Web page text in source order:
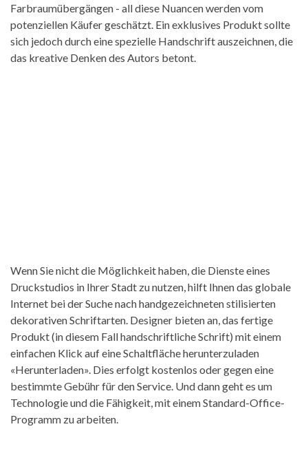
Farbraumübergängen - all diese Nuancen werden vom
potenziellen Käufer geschätzt. Ein exklusives Produkt sollte
sich jedoch durch eine spezielle Handschrift auszeichnen, die
das kreative Denken des Autors betont.
Wenn Sie nicht die Möglichkeit haben, die Dienste eines
Druckstudios in Ihrer Stadt zu nutzen, hilft Ihnen das globale
Internet bei der Suche nach handgezeichneten stilisierten
dekorativen Schriftarten. Designer bieten an, das fertige
Produkt (in diesem Fall handschriftliche Schrift) mit einem
einfachen Klick auf eine Schaltfläche herunterzuladen
«Herunterladen». Dies erfolgt kostenlos oder gegen eine
bestimmte Gebühr für den Service. Und dann geht es um
Technologie und die Fähigkeit, mit einem Standard-Office-
Programm zu arbeiten.